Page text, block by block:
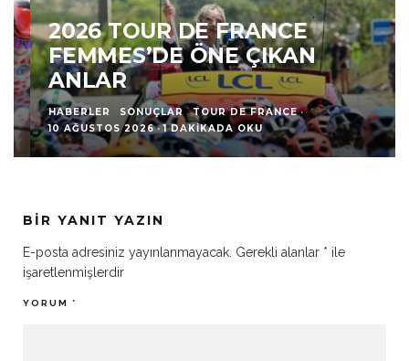
2026 TOUR DE FRANCE
FEMMES’DE ÖNE ÇIKAN
ANLAR
HABERLER SONUÇLAR TOUR DE FRANCE ·
10 AĞUSTOS 2026 · 1 DAKIKADA OKU
BIR YANIT YAZIN
E-posta adresiniz yayınlanmayacak. Gerekli alanlar * ile
işaretlenmişlerdir
YORUM *